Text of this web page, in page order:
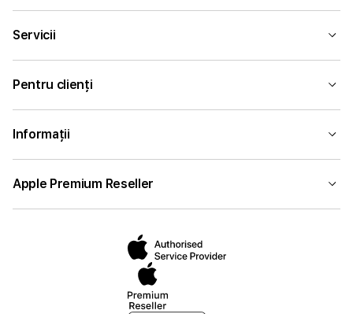
Servicii
Pentru clienți
Informații
Apple Premium Reseller